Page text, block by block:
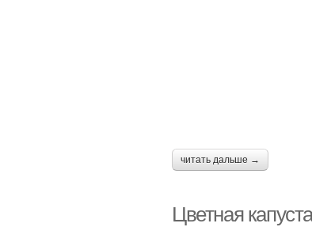
читать дальше →
Цветная